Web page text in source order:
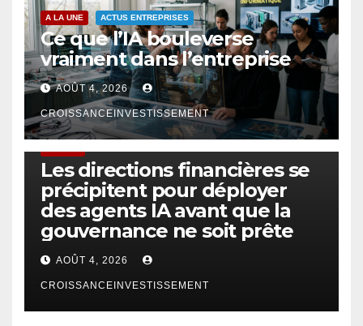
A LA UNE ACTUS ENTREPRISES
Ce que l’IA bouleverse
vraiment dans l’entreprise
AOÛT 4, 2026
CROISSANCEINVESTISSEMENT
Les directions financières se
précipitent pour déployer
des agents IA avant que la
gouvernance ne soit prête
AOÛT 4, 2026
CROISSANCEINVESTISSEMENT